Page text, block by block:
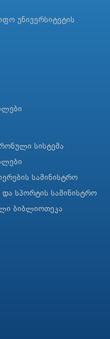
უნივერსიტეტის
სისტემა
სამინისტრო
სპორტის სამინისტრო
ბიბლიოთეკა